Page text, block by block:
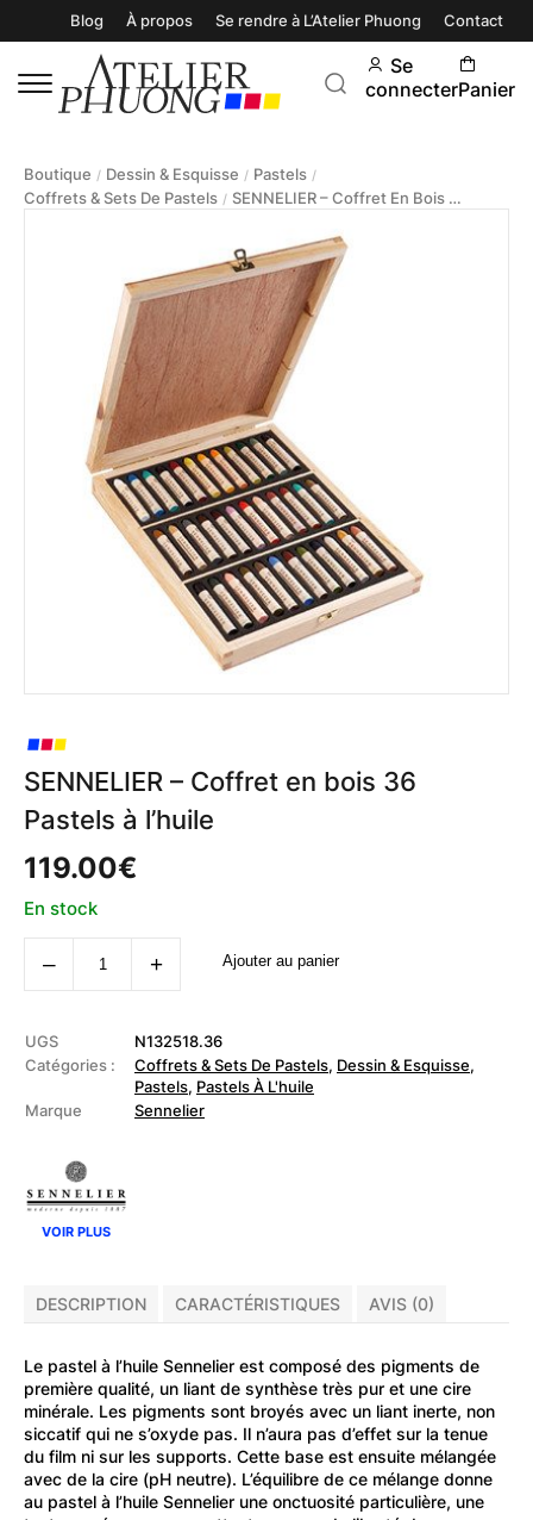
Blog À propos Se rendre à L’Atelier Phuong Contact
Se
connecterPanier
Boutique / Dessin & Esquisse / Pastels /
Coffrets & Sets De Pastels / SENNELIER – Coffret En Bois 36 Pastels À L’huile
SENNELIER – Coffret en bois 36
Pastels à l’huile
119.00€
En stock
‒
quantité
de
en
bois
36
à
+ Ajouter au panier
UGS
N132518.36
Catégories :
Coffrets & Sets De Pastels, Dessin & Esquisse,
Pastels, Pastels À L'huile
Marque
Sennelier
VOIR PLUS
DESCRIPTION CARACTÉRISTIQUES AVIS (0)
Le pastel à l’huile Sennelier est composé des pigments de
première qualité, un liant de synthèse très pur et une cire
minérale. Les pigments sont broyés avec un liant inerte, non
siccatif qui ne s’oxyde pas. Il n’aura pas d’effet sur la tenue
du film ni sur les supports. Cette base est ensuite mélangée
avec de la cire (pH neutre). L’équilibre de ce mélange donne
au pastel à l’huile Sennelier une onctuosité particulière, une